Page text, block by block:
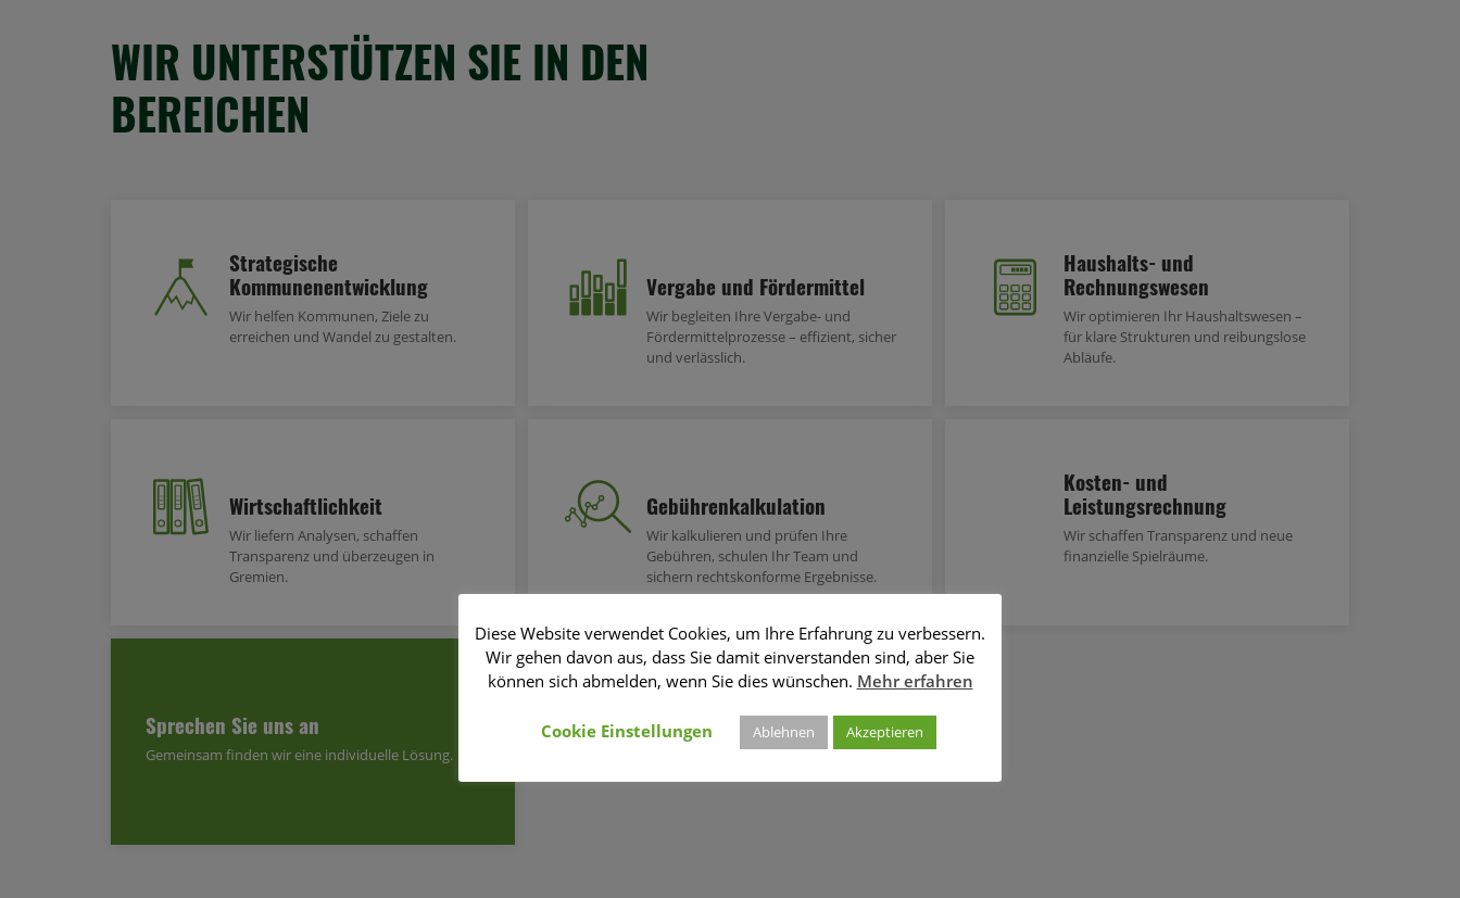
WIR UNTERSTÜTZEN SIE IN DEN
BEREICHEN
Strategische
Kommunenentwicklung
Wir helfen Kommunen, Ziele zu
erreichen und Wandel zu gestalten.
Vergabe und Fördermittel
Wir begleiten Ihre Vergabe- und
Fördermittelprozesse – effizient, sicher
und verlässlich.
Haushalts- und
Rechnungswesen
Wir optimieren Ihr Haushaltswesen –
für klare Strukturen und reibungslose
Abläufe.
Wirtschaftlichkeit
Wir liefern Analysen, schaffen
Transparenz und überzeugen in
Gremien.
Gebührenkalkulation
Wir kalkulieren und prüfen Ihre
Gebühren, schulen Ihr Team und
sichern rechtskonforme Ergebnisse.
Kosten- und
Leistungsrechnung
Wir schaffen Transparenz und neue
finanzielle Spielräume.
Sprechen Sie uns an
Gemeinsam finden wir eine individuelle Lösung.
Diese Website verwendet Cookies, um Ihre Erfahrung zu verbessern.
Wir gehen davon aus, dass Sie damit einverstanden sind, aber Sie
können sich abmelden, wenn Sie dies wünschen. Mehr erfahren
Cookie Einstellungen Ablehnen Akzeptieren